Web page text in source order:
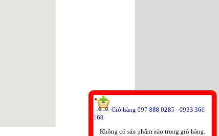
Giỏ hàng 097 888 0285 - 0933 366
168
Không có sản phẩm nào trong giỏ hàng.